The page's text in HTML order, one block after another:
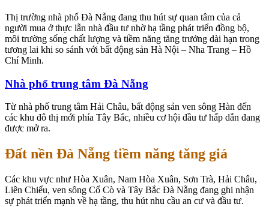
Thị trường nhà phố Đà Nẵng đang thu hút sự quan tâm của cả
người mua ở thực lẫn nhà đầu tư nhờ hạ tầng phát triển đồng bộ,
môi trường sống chất lượng và tiềm năng tăng trưởng dài hạn trong
tương lai khi so sánh với bất động sản Hà Nội – Nha Trang – Hồ
Chí Minh.
Nhà phố trung tâm Đà Nẵng
Từ nhà phố trung tâm Hải Châu, bất động sản ven sông Hàn đến
các khu đô thị mới phía Tây Bắc, nhiều cơ hội đầu tư hấp dẫn đang
được mở ra.
Đất nền Đà Nẵng tiềm năng tăng giá
Các khu vực như Hòa Xuân, Nam Hòa Xuân, Sơn Trà, Hải Châu,
Liên Chiểu, ven sông Cổ Cò và Tây Bắc Đà Nẵng đang ghi nhận
sự phát triển mạnh về hạ tầng, thu hút nhu cầu an cư và đầu tư.